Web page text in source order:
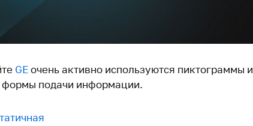
GEочень активно используются пиктограммы и
формы подачи информации.